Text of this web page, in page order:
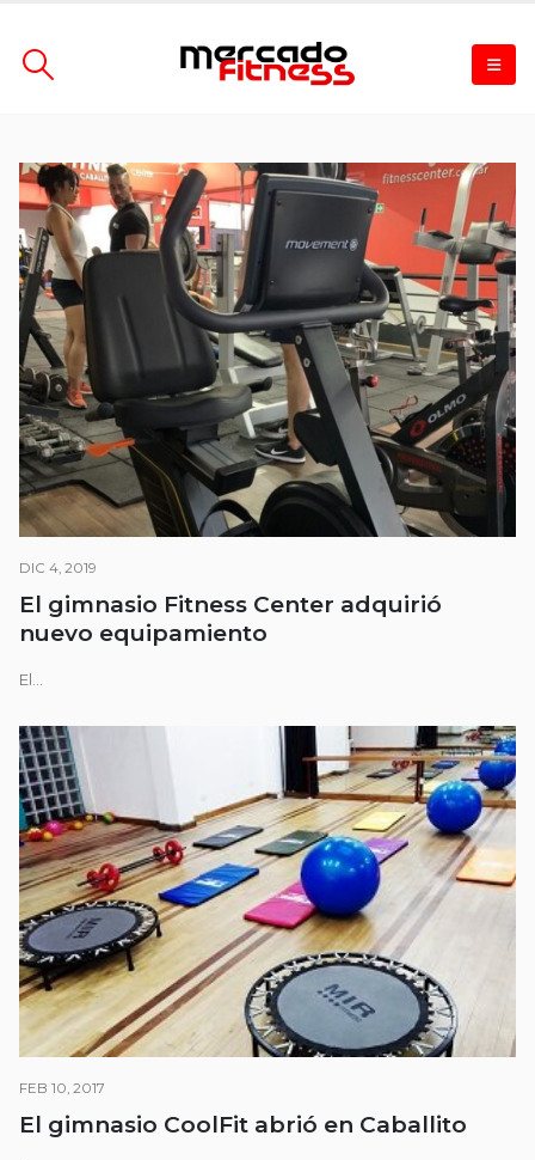
DIC 4, 2019
El gimnasio Fitness Center adquirió
nuevo equipamiento
El...
FEB 10, 2017
El gimnasio CoolFit abrió en Caballito